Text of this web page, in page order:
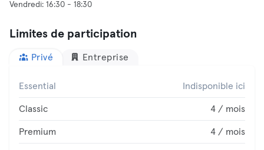
Limites de participation
Privé Entreprise
Essential Indisponible ici
Classic 4 / mois
Premium 4 / mois